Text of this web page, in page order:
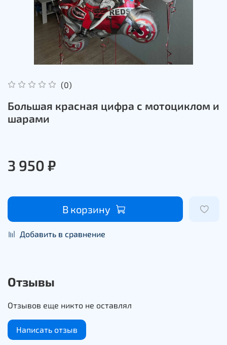
(0)
Большая красная цифра с мотоциклом и
шарами
3 950 ₽
В корзину
Добавить в сравнение
Отзывы
Отзывов еще никто не оставлял
Написать отзыв